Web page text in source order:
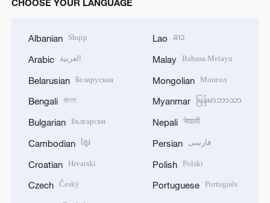
CHOOSE YOUR LANGUAGE
Albanian Shqip
Arabic العربية
Belarusian Беларуская
Bengali বাংলা
Bulgarian Български
Cambodian ខ្មែរ
Croatian Hrvatski
Czech Český
Lao ລາວ
Malay Bahasa Melayu
Mongolian Монгол
Myanmar မြန်မာဘာသာ
Nepali नेपाली
Persian فارسی
Polish Polski
Portuguese Português